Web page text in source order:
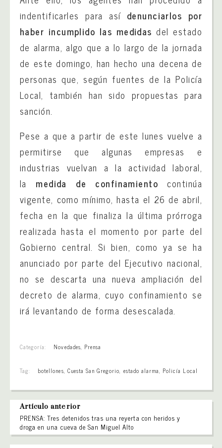
indentificarles para así denunciarlos por
haber incumplido las medidas del estado
de alarma, algo que a lo largo de la jornada
de este domingo, han hecho una decena de
personas que, según fuentes de la Policía
Local, también han sido propuestas para
sanción.
Pese a que a partir de este lunes vuelve a
permitirse que algunas empresas e
industrias vuelvan a la actividad laboral,
la medida de confinamiento continúa
vigente, como mínimo, hasta el 26 de abril,
fecha en la que finaliza la última prórroga
realizada hasta el momento por parte del
Gobierno central. Si bien, como ya se ha
anunciado por parte del Ejecutivo nacional,
no se descarta una nueva ampliación del
decreto de alarma, cuyo confinamiento se
irá levantando de forma desescalada.
Categoría: Novedades, Prensa
Tag: botellones, Cuesta San Gregorio, estado alarma, Policía Local
Artículo anterior
PRENSA: Tres detenidos tras una reyerta con heridos y
droga en una cueva de San Miguel Alto